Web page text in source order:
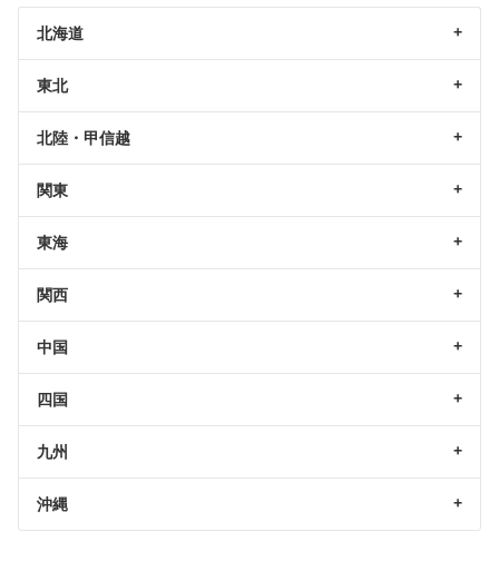
北海道
東北
北陸・甲信越
関東
東海
関西
中国
四国
九州
沖縄